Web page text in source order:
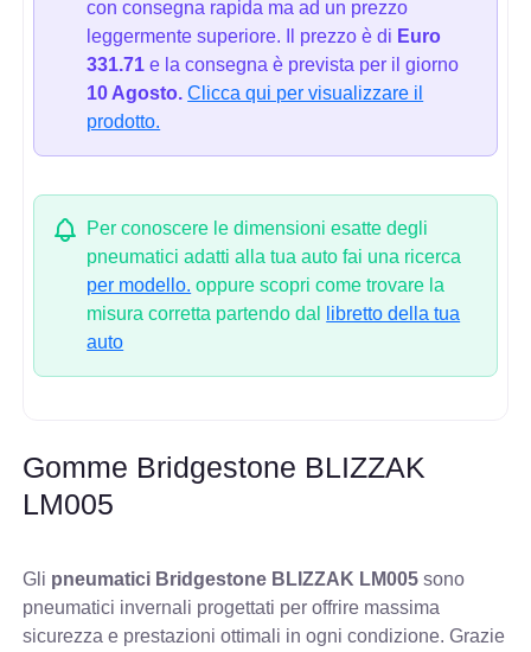
con consegna rapida ma ad un prezzo
leggermente superiore. Il prezzo è di Euro
331.71 e la consegna è prevista per il giorno
10 Agosto. Clicca qui per visualizzare il
prodotto.
Per conoscere le dimensioni esatte degli
pneumatici adatti alla tua auto fai una ricerca
per modello. oppure scopri come trovare la
misura corretta partendo dal
libretto della tua
auto
Gomme Bridgestone BLIZZAK
LM005
Gli pneumatici Bridgestone BLIZZAK LM005 sono
pneumatici invernali progettati per offrire massima
sicurezza e prestazioni ottimali in ogni condizione. Grazie